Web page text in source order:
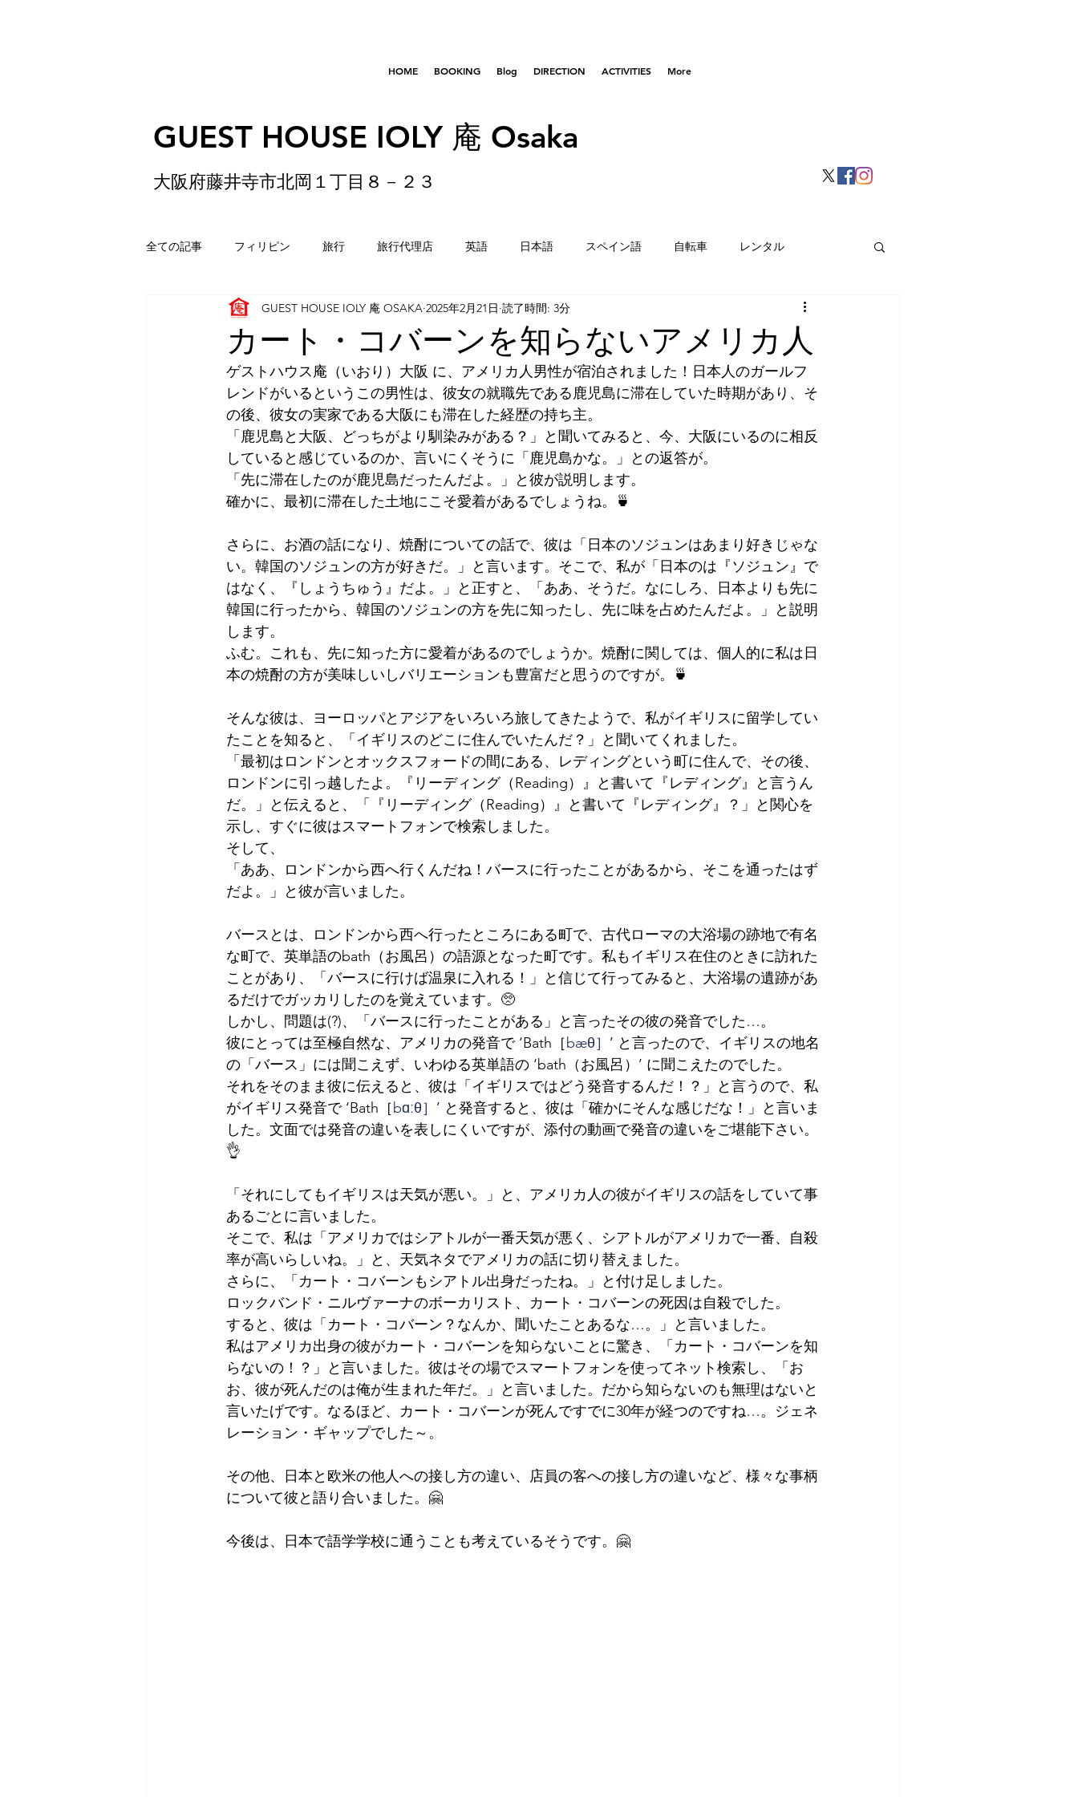
HOME BOOKING Blog DIRECTION ACTIVITIES More
GUEST HOUSE IOLY 庵 Osaka
大阪府藤井寺市北岡１丁目８－２３
全ての記事 フィリピン 旅行 旅行代理店 英語 日本語 スペイン語 自転車 レンタル
ゲストハウス 松原 香港 はびきのコロセアム 東京 Hong Kong
Yokohama 古市古墳群 鼓いちじくソース 恵我ノ荘駅 サンドイッチ アプリコット
apricot university 台湾 西国三十三所 藤井寺
カート・コバーンを知らないアメリカ人
GUEST HOUSE IOLY 庵 OSAKA 2025年2月21日 読了時間: 3分
ゲストハウス庵（いおり）大阪 に、アメリカ人男性が宿泊されました！日本人のガールフ
レンドがいるというこの男性は、彼女の就職先である鹿児島に滞在していた時期があり、そ
の後、彼女の実家である大阪にも滞在した経歴の持ち主。
「鹿児島と大阪、どっちがより馴染みがある？」と聞いてみると、今、大阪にいるのに相反
していると感じているのか、言いにくそうに「鹿児島かな。」との返答が。
「先に滞在したのが鹿児島だったんだよ。」と彼が説明します。
確かに、最初に滞在した土地にこそ愛着があるでしょうね。🍵
さらに、お酒の話になり、焼酎についての話で、彼は「日本のソジュンはあまり好きじゃな
い。韓国のソジュンの方が好きだ。」と言います。そこで、私が「日本のは『ソジュン』で
はなく、『しょうちゅう』だよ。」と正すと、「ああ、そうだ。なにしろ、日本よりも先に
韓国に行ったから、韓国のソジュンの方を先に知ったし、先に味を占めたんだよ。」と説明
します。
ふむ。これも、先に知った方に愛着があるのでしょうか。焼酎に関しては、個人的に私は日
本の焼酎の方が美味しいしバリエーションも豊富だと思うのですが。🍵
そんな彼は、ヨーロッパとアジアをいろいろ旅してきたようで、私がイギリスに留学してい
たことを知ると、「イギリスのどこに住んでいたんだ？」と聞いてくれました。
「最初はロンドンとオックスフォードの間にある、レディングという町に住んで、その後、
ロンドンに引っ越したよ。『リーディング（Reading）』と書いて『レディング』と言うん
だ。」と伝えると、「『リーディング（Reading）』と書いて『レディング』？」と関心を
示し、すぐに彼はスマートフォンで検索しました。
そして、
「ああ、ロンドンから西へ行くんだね！バースに行ったことがあるから、そこを通ったはず
だよ。」と彼が言いました。
バースとは、ロンドンから西へ行ったところにある町で、古代ローマの大浴場の跡地で有名
な町で、英単語のbath（お風呂）の語源となった町です。私もイギリス在住のときに訪れた
ことがあり、「バースに行けば温泉に入れる！」と信じて行ってみると、大浴場の遺跡があ
るだけでガッカリしたのを覚えています。🥺
しかし、問題は(?)、「バースに行ったことがある」と言ったその彼の発音でした…。
彼にとっては至極自然な、アメリカの発音で ‘Bath［bæθ］ ’ と言ったので、イギリスの地名
の「バース」には聞こえず、いわゆる英単語の ‘bath（お風呂）’ に聞こえたのでした。
それをそのまま彼に伝えると、彼は「イギリスではどう発音するんだ！？」と言うので、私
がイギリス発音で ‘Bath［bɑːθ］ ’ と発音すると、彼は「確かにそんな感じだな！」と言いま
した。文面では発音の違いを表しにくいですが、添付の動画で発音の違いをご堪能下さい。
👌
「それにしてもイギリスは天気が悪い。」と、アメリカ人の彼がイギリスの話をしていて事
あるごとに言いました。
そこで、私は「アメリカではシアトルが一番天気が悪く、シアトルがアメリカで一番、自殺
率が高いらしいね。」と、天気ネタでアメリカの話に切り替えました。
さらに、「カート・コバーンもシアトル出身だったね。」と付け足しました。
ロックバンド・ニルヴァーナのボーカリスト、カート・コバーンの死因は自殺でした。
すると、彼は「カート・コバーン？なんか、聞いたことあるな…。」と言いました。
私はアメリカ出身の彼がカート・コバーンを知らないことに驚き、「カート・コバーンを知
らないの！？」と言いました。彼はその場でスマートフォンを使ってネット検索し、「お
お、彼が死んだのは俺が生まれた年だ。」と言いました。だから知らないのも無理はないと
言いたげです。なるほど、カート・コバーンが死んですでに30年が経つのですね…。ジェネ
レーション・ギャップでした～。
その他、日本と欧米の他人への接し方の違い、店員の客への接し方の違いなど、様々な事柄
について彼と語り合いました。🤗
今後は、日本で語学学校に通うことも考えているそうです。🤗